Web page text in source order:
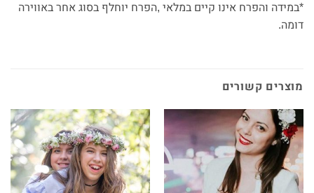
*במידה והפרח אינו קיים במלאי ,הפרח יוחלף בסוג אחר באווירה
דומה.
מוצרים קשורים